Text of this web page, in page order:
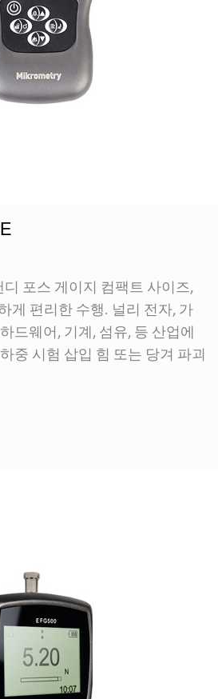
디 포스 게이지 컴팩트 사이즈,
게 편리한 수행. 널리 전자, 가
드웨어, 기계, 섬유, 등 산업에
중 시험 삽입 힘 또는 당겨 파괴